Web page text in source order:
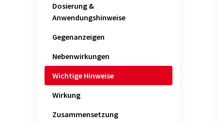
Dosierung &
Anwendungshinweise
Gegenanzeigen
Nebenwirkungen
Wichtige Hinweise
Wirkung
Zusammensetzung